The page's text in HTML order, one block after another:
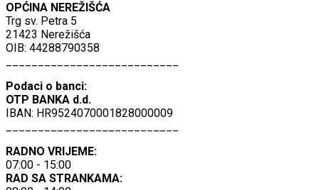
OPĆINA NEREŽIŠĆA
Trg sv. Petra 5
21423 Nerežišća
OIB: 44288790358
Podaci o banci:
OTP BANKA d.d.
IBAN: HR9524070001828000009
RADNO VRIJEME:
07:00 - 15:00
RAD SA STRANKAMA: